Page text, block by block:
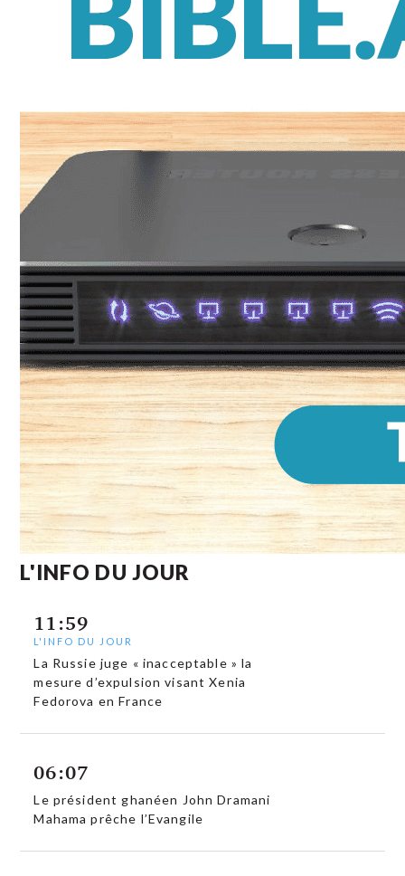
L'INFO DU JOUR
11:59
L'INFO DU JOUR
La Russie juge « inacceptable » la
mesure d’expulsion visant Xenia
Fedorova en France
06:07
Le président ghanéen John Dramani
Mahama prêche l’Evangile